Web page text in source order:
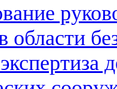
области